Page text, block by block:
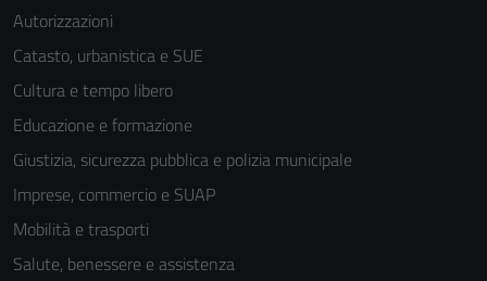
Autorizzazioni
Catasto, urbanistica e SUE
Cultura e tempo libero
Educazione e formazione
Giustizia, sicurezza pubblica e polizia municipale
Imprese, commercio e SUAP
Mobilità e trasporti
Salute, benessere e assistenza